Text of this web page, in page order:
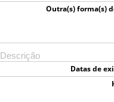
Outra(s) forma(s)
Descrição
Datas de